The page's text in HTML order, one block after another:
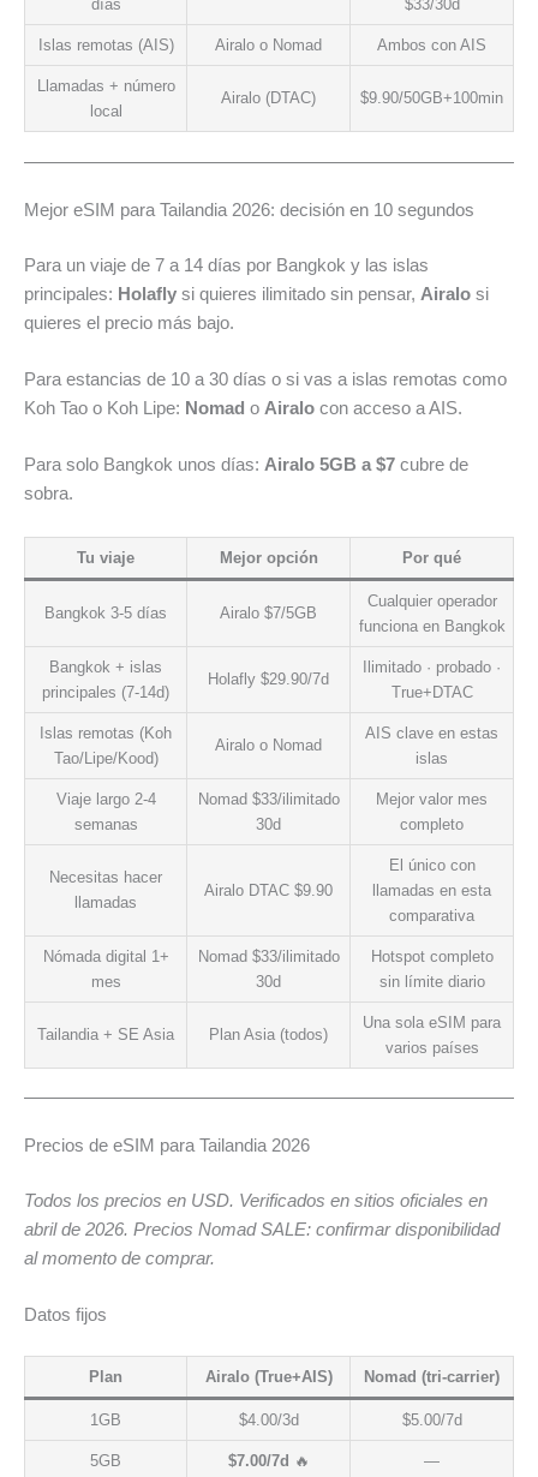
días $33/30d
Islas remotas (AIS) Airalo o Nomad Ambos con AIS
Llamadas + número
local
Airalo (DTAC) $9.90/50GB+100min
Mejor eSIM para Tailandia 2026: decisión en 10 segundos
Para un viaje de 7 a 14 días por Bangkok y las islas
principales: Holafly si quieres ilimitado sin pensar, Airalo si
quieres el precio más bajo.
Para estancias de 10 a 30 días o si vas a islas remotas como
Koh Tao o Koh Lipe: Nomad o Airalo con acceso a AIS.
Para solo Bangkok unos días: Airalo 5GB a $7 cubre de
sobra.
Tu viaje Mejor opción Por qué
Bangkok 3-5 días Airalo $7/5GB
Cualquier operador
funciona en Bangkok
Bangkok + islas
principales (7-14d)
Holafly $29.90/7d
Ilimitado · probado ·
True+DTAC
Islas remotas (Koh
Tao/Lipe/Kood)
Airalo o Nomad
AIS clave en estas
islas
Viaje largo 2-4
semanas
Nomad $33/ilimitado
30d
Mejor valor mes
completo
Necesitas hacer
llamadas
Airalo DTAC $9.90
El único con
llamadas en esta
comparativa
Nómada digital 1+
mes
Nomad $33/ilimitado
30d
Hotspot completo
sin límite diario
Tailandia + SE Asia Plan Asia (todos)
Una sola eSIM para
varios países
Precios de eSIM para Tailandia 2026
Todos los precios en USD. Verificados en sitios oficiales en
abril de 2026. Precios Nomad SALE: confirmar disponibilidad
al momento de comprar.
Datos fijos
Plan Airalo (True+AIS) Nomad (tri-carrier)
1GB $4.00/3d $5.00/7d
5GB $7.00/7d 🔥 —